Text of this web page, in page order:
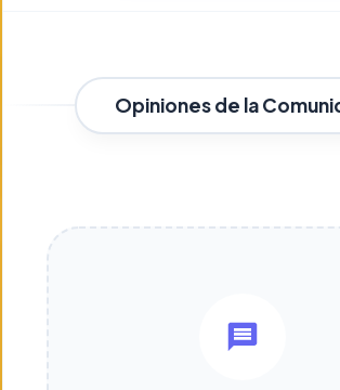
Opiniones de la